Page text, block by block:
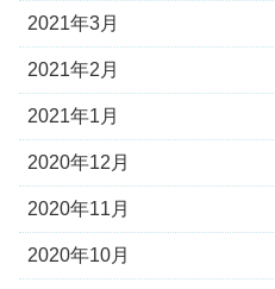
2021年3月
2021年2月
2021年1月
2020年12月
2020年11月
2020年10月